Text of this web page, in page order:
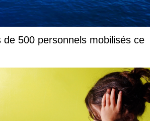
500 personnels mobilisés ce